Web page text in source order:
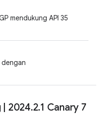
mendukung API 35
2024.2.1 Canary 7